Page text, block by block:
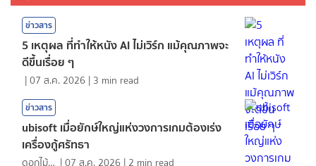
ข่าวสาร
5 เหตุผล ที่ทำให้หนัง AI ไม่เวิร์ก แม้คุณภาพจะ
ดีขึ้นเรื่อย ๆ
|07 ส.ค. 2026 | 3 min read
ข่าวสาร
ubisoft เมื่อยักษ์ใหญ่แห่งวงการเกมต้องเร่ง
เครื่องกู้ศรัทธา
ดอกไม้กับสายน้ำ |07 ส.ค. 2026 | 2 min read